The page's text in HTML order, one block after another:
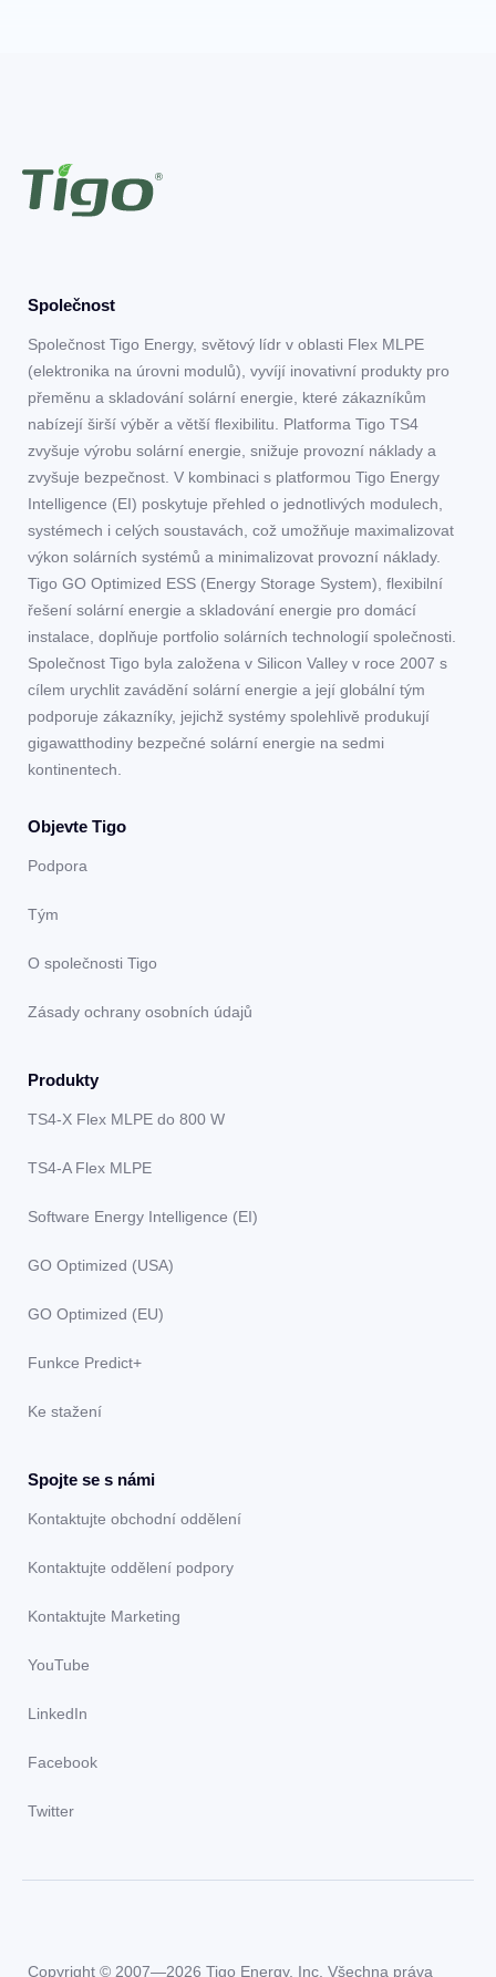
Společnost
Společnost Tigo Energy, světový lídr v oblasti Flex MLPE
(elektronika na úrovni modulů), vyvíjí inovativní produkty pro
přeměnu a skladování solární energie, které zákazníkům
nabízejí širší výběr a větší flexibilitu. Platforma Tigo TS4
zvyšuje výrobu solární energie, snižuje provozní náklady a
zvyšuje bezpečnost. V kombinaci s platformou Tigo Energy
Intelligence (EI) poskytuje přehled o jednotlivých modulech,
systémech i celých soustavách, což umožňuje maximalizovat
výkon solárních systémů a minimalizovat provozní náklady.
Tigo GO Optimized ESS (Energy Storage System), flexibilní
řešení solární energie a skladování energie pro domácí
instalace, doplňuje portfolio solárních technologií společnosti.
Společnost Tigo byla založena v Silicon Valley v roce 2007 s
cílem urychlit zavádění solární energie a její globální tým
podporuje zákazníky, jejichž systémy spolehlivě produkují
gigawatthodiny bezpečné solární energie na sedmi
kontinentech.
Objevte Tigo
Podpora
Tým
O společnosti Tigo
Zásady ochrany osobních údajů
Produkty
TS4-X Flex MLPE do 800 W
TS4-A Flex MLPE
Software Energy Intelligence (EI)
GO Optimized (USA)
GO Optimized (EU)
Funkce Predict+
Ke stažení
Spojte se s námi
Kontaktujte obchodní oddělení
Kontaktujte oddělení podpory
Kontaktujte Marketing
YouTube
LinkedIn
Facebook
Twitter
Copyright © 2007—2026 Tigo Energy, Inc. Všechna práva